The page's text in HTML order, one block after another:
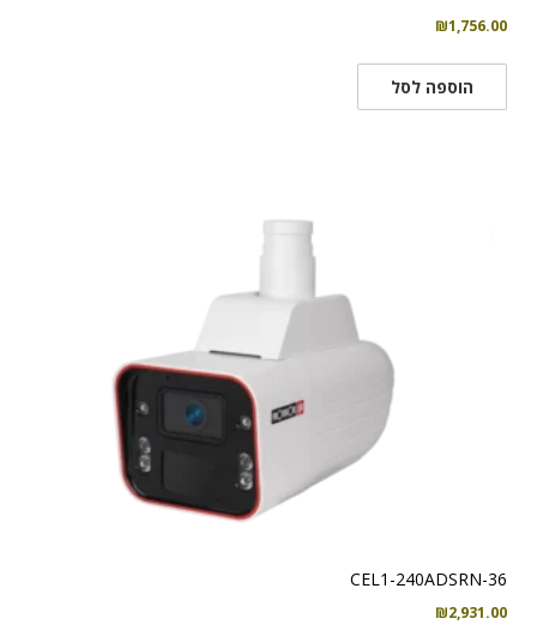
₪1,756.00
הוספה לסל
CEL1-240ADSRN-36
₪2,931.00